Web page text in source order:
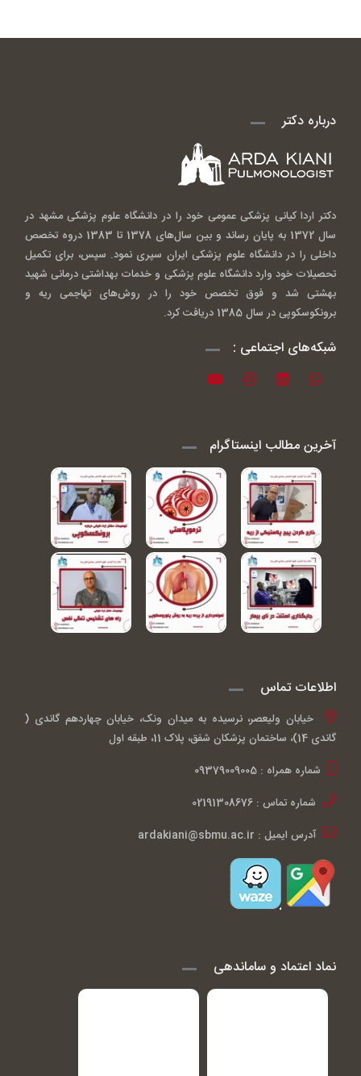
درباره دکتر
دکتر اردا کیانی پزشکی عمومی خود را در دانشگاه علوم پزشکی مشهد در
سال 1372 به پایان رساند و بین سال‌های 1378 تا 1383 دروه تخصص
داخلی را در دانشگاه علوم پزشکی ایران سپری نمود. سپس، برای تکمیل
تحصیلات خود وارد دانشگاه علوم پزشکی و خدمات بهداشتی درمانی شهید
بهشتی شد و فوق تخصص خود را در روش‌های تهاجمی ریه و
برونکوسکوپی در سال 1385 دریافت کرد.
شبکه‌های اجتماعی :
آخرین مطالب اینستاگرام
اطلاعات تماس
خیابان ولیعصر، نرسیده به میدان ونک، خیابان چهاردهم گاندی (
گاندی 14)، ساختمان پزشکان شفق، پلاک 11، طبقه اول
شماره همراه : 09379009005
شماره تماس : 02191308676
آدرس ایمیل : ardakiani@sbmu.ac.ir
نماد اعتماد و ساماندهی